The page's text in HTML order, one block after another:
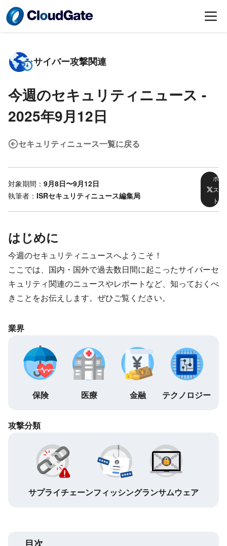
サイバー攻撃関連
今週のセキュリティニュース -
2025年9月12日
セキュリティニュース一覧に戻る
対象期間： 9月8日〜9月12日
執筆者： ISRセキュリティニュース編集局
ポ
ス
ト
はじめに
今週のセキュリティニュースへようこそ！
ここでは、国内・国外で過去数日間に起こったサイバーセ
キュリティ関連のニュースやレポートなど、知っておくべ
きことをお伝えします。ぜひご覧ください。
業界
保険 医療 金融 テクノロジー
攻撃分類
サプライチェーンフィッシングランサムウェア